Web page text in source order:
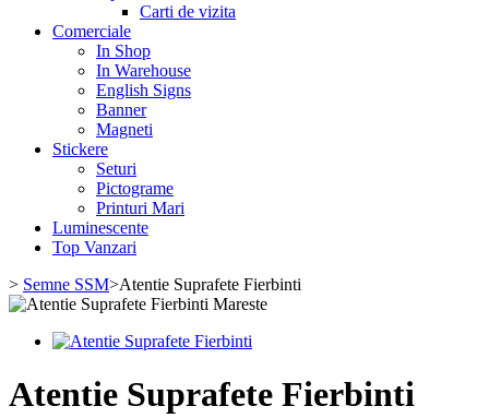
Carti de vizita
Comerciale
In Shop
In Warehouse
English Signs
Banner
Magneti
Stickere
Seturi
Pictograme
Printuri Mari
Luminescente
Top Vanzari
> Semne SSM>Atentie Suprafete Fierbinti
Mareste
Atentie Suprafete Fierbinti